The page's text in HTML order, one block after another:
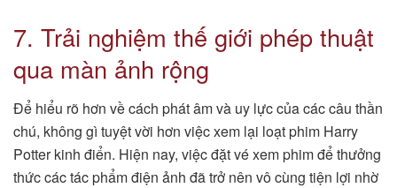
7. Trải nghiệm thế giới phép thuật
qua màn ảnh rộng
Để hiểu rõ hơn về cách phát âm và uy lực của các câu thần
chú, không gì tuyệt vời hơn việc xem lại loạt phim Harry
Potter kinh điển. Hiện nay, việc đặt vé xem phim để thưởng
thức các tác phẩm điện ảnh đã trở nên vô cùng tiện lợi nhờ